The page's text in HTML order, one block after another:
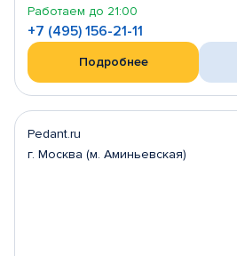
Работаем до 21:00
+7 (495) 156-21-11
Подробнее
Pedant.ru
г. Москва (м. Аминьевская)